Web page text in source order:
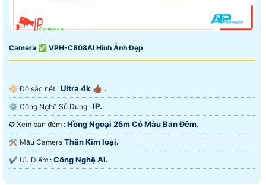
Camera ✅ VPH-C808AI Hình Ảnh Đẹp
🔆 Độ sắc nét : Ultra 4k 👍🏾 .
⚙ Công Nghệ Sử Dụng : IP.
✪ Xem ban đêm : Hồng Ngoại 25m Có Màu Ban Ðêm.
⚒ Mẫu Camera Thân Kim loại.
️✔️ Ưu Điểm : Công Nghệ AI.